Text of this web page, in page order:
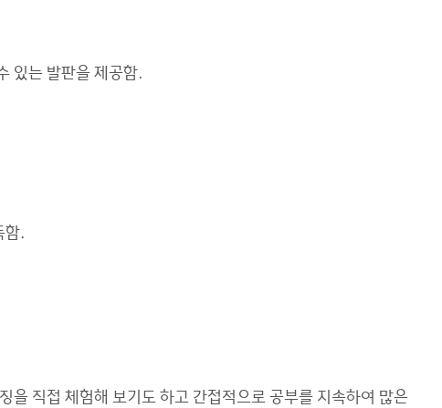
있는 발판을 제공함.
함.
을 직접 체험해 보기도 하고 간접적으로 공부를 지속하여 많은